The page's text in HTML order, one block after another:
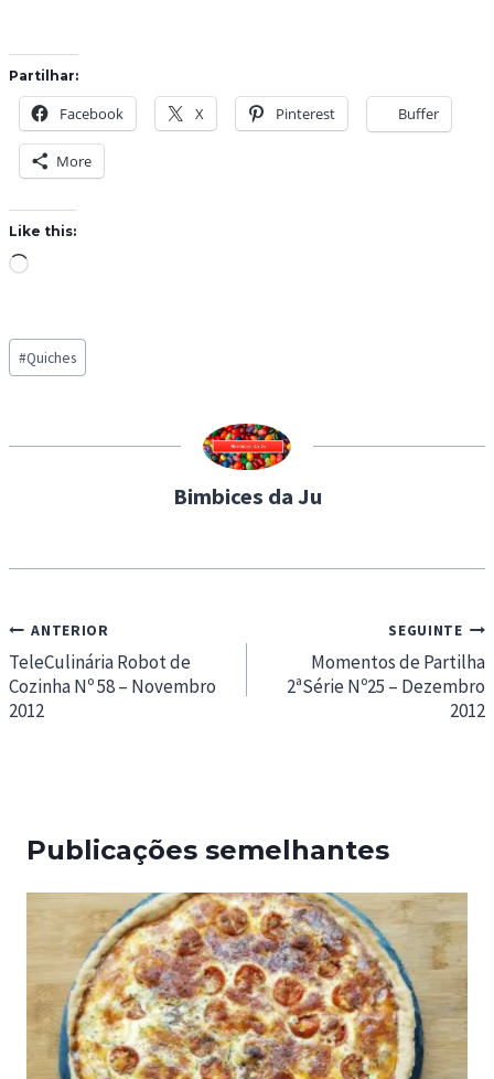
Partilhar:
Facebook X Pinterest Buffer
More
Like this:
L
d
i
g
Post
Tags:
#Quiches
Bimbices da Ju
Navegação
de
artigos
ANTERIOR
TeleCulinária Robot de
Cozinha Nº 58 – Novembro
2012
SEGUINTE
Momentos de Partilha
2ªSérie Nº25 – Dezembro
2012
Publicações semelhantes